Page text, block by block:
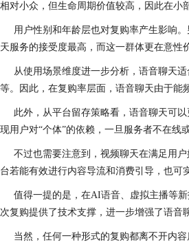
相对小众，但生命周期价值较高，因此在小
用户性别和年龄层也对复购率产生影响
天服务的接受度最高，而这一群体更在意性
从使用场景维度进一步分析，语音聊天
等。因此，在复购率层面，语音聊天由于能
此外，从平台留存策略看，语音聊天可
现用户对“个体”的依赖，一旦服务者不在线
不过也需要注意到，视频聊天在满足用
台若能有效进行内容导流和消费引导，也可
值得一提的是，在AI语音、虚拟主播等
次复购提供了技术支撑，进一步增强了语音
当然，任何一种形式的复购都离不开内